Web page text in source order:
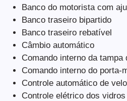
Banco do motorista com
Banco traseiro bipartido
Banco traseiro rebatível
Câmbio automático
Comando interno da tampa
Comando interno do porta-
Controle automático de
Controle elétrico dos